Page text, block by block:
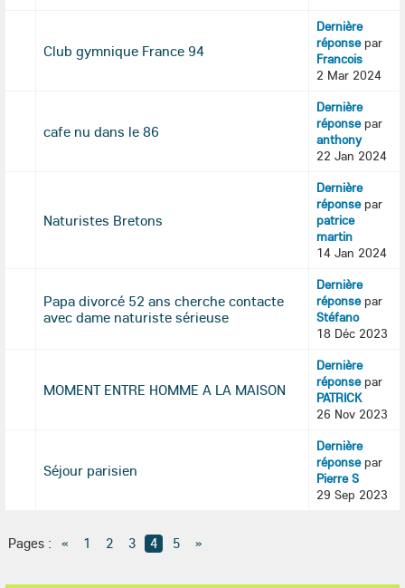
Club gymnique France 94
Dernière
réponsepar
Francois
2 Mar 2024
cafe nu dans le 86
Dernière
réponsepar
anthony
22 Jan 2024
Naturistes Bretons
Dernière
réponsepar
patrice
martin
14 Jan 2024
Papa divorcé 52 ans cherche contacte
avec dame naturiste sérieuse
Dernière
réponsepar
Stéfano
18 Déc 2023
MOMENT ENTRE HOMME A LA MAISON
Dernière
réponsepar
PATRICK
26 Nov 2023
Séjour parisien
Dernière
réponsepar
Pierre S
29 Sep 2023
Pages : « 1 2 3 4 5 »